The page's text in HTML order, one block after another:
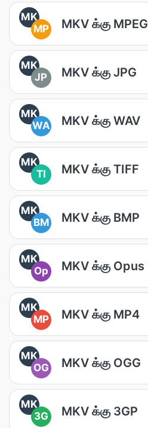
MK
MP
MKV க்கு MPEG
MK
JP
MKV க்கு JPG
MK
WA
MKV க்கு WAV
MK
TI
MKV க்கு TIFF
MK
BM
MKV க்கு BMP
MK
Op
MKV க்கு Opus
MK
MP
MKV க்கு MP4
MK
OG
MKV க்கு OGG
MK
3G
MKV க்கு 3GP